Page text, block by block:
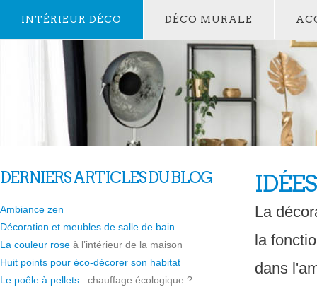
INTÉRIEUR DÉCO DÉCO MURALE
La
la
dans
DERNIERS ARTICLES DU BLOG
Ambiance zen
Décoration et meubles de salle de bain
La couleur rose à l’intérieur de la maison
Huit points pour éco-décorer son habitat
Le poêle à pellets : chauffage écologique ?